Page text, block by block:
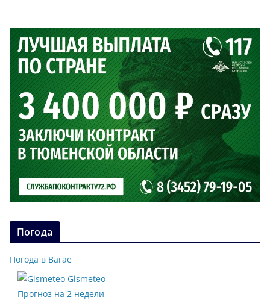
Погода
Погода в Вагае
Gismeteo
Прогноз на 2 недели